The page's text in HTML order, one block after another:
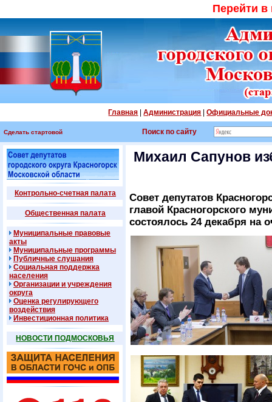
Перейти
Главная |Администрация |Официальные
Сделать стартовой Поиск по сайту
Контрольно-счетная палата
Общественная палата
Муниципальные правовые
акты
Муниципальные программы
Публичные слушания
Социальная поддержка
населения
Организации и учреждения
округа
Оценка регулирующего
воздействия
Инвестиционная политика
НОВОСТИ ПОДМОСКОВЬЯ
Михаил Сапунов
Совет депутатов
главой Красногорского
состоялось 24 декабря на